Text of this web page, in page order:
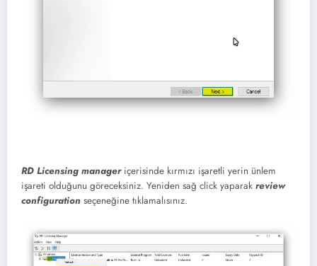
RD Licensing manageriçerisinde kırmızı işaretli yerin ünlem
işareti olduğunu göreceksiniz. Yeniden sağ click yaparak review
configuration seçeneğine tıklamalısınız.